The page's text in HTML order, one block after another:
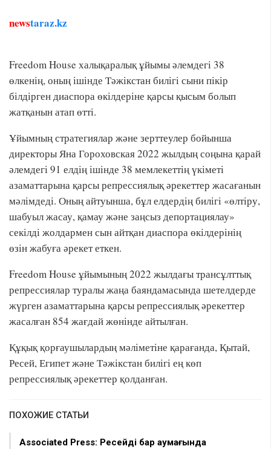
newstaraz.kz
Freedom House халықаралық ұйымы әлемдегі 38
өлкенің, оның ішінде Тәжікстан билігі сыни пікір
білдірген диаспора өкілдеріне қарсы қысым болып
жатқанын атап өтті.
Ұйымның стратегиялар және зерттеулер бойынша
директоры Яна Гороховская 2022 жылдың соңына қарай
әлемдегі 91 елдің ішінде 38 мемлекеттің үкіметі
азаматтарына қарсы репрессиялық әрекеттер жасағанын
мәлімдеді. Оның айтуынша, бұл елдердің билігі «өлтіру,
шабуыл жасау, қамау және заңсыз депортациялау»
секілді жолдармен сын айтқан диаспора өкілдерінің
өзін жабуға әрекет еткен.
Freedom House ұйымының 2022 жылдағы трансұлттық
репрессиялар туралы жаңа баяндамасында шетелдерде
жүрген азаматтарына қарсы репрессиялық әрекеттер
жасалған 854 жағдай жөнінде айтылған.
Құқық қорғаушылардың мәліметіне қарағанда, Қытай,
Ресей, Египет және Тәжікстан билігі ең көп
репрессиялық әрекеттер қолданған.
ПОХОЖИЕ СТАТЬИ
Associated Press: Ресейдің бар аумағында